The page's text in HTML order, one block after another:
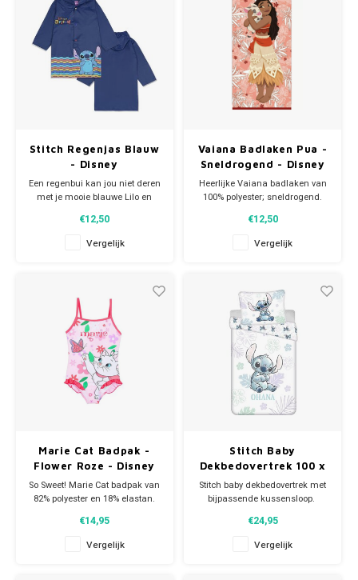
Stitch Regenjas Blauw
- Disney
Een regenbui kan jou niet deren
met je mooie blauwe Lilo en
regenjas heeft op op de
voorkant een afbeelding van
Stitch. Materiaal: 100% PVC.
€12,50
Vergelijk
Vaiana Badlaken Pua -
Sneldrogend - Disney
Heerlijke Vaiana badlaken van
100% polyester; sneldrogend.
en Pua. De grote Disney
handdoek is ideaal voor
thuisgebruik, voor bij de
als je naar het zwembad of het
stra
€12,50
Vergelijk
Marie Cat Badpak -
Flower Roze - Disney
So Sweet! Marie Cat badpak van
82% polyester en 18% elastan.
zwempak is in roze.
€14,95
Vergelijk
Stitch Baby
Dekbedovertrek 100 x
135 cm - Disney
Stitch baby dekbedovertrek met
bijpassende kussensloop.
te gebruiken en zorgt ervoor dat
je kleine schat met een
glimlach in slaap valt.
€24,95
Vergelijk